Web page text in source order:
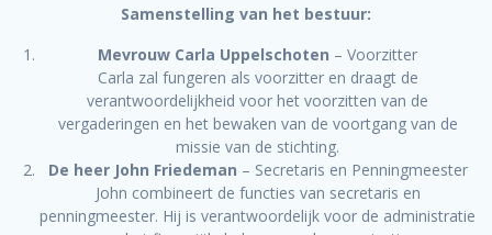
Samenstelling van het bestuur:
Mevrouw Carla Uppelschoten – Voorzitter
Carla zal fungeren als voorzitter en draagt de
verantwoordelijkheid voor het voorzitten van de
vergaderingen en het bewaken van de voortgang van de
missie van de stichting.
De heer John Friedeman – Secretaris en Penningmeester
John combineert de functies van secretaris en
penningmeester. Hij is verantwoordelijk voor de administratie